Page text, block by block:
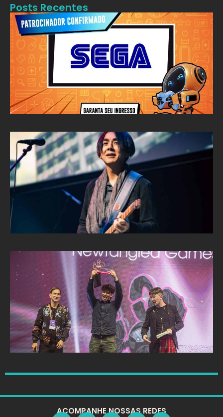
Posts Recentes
ACOMPANHE NOSSAS REDES